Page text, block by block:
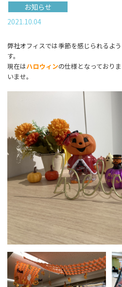
お知らせ
2021.10.04
弊社オフィスでは季節を感じられるよ
す。
現在はハロウィンの仕様となっており
いませ。